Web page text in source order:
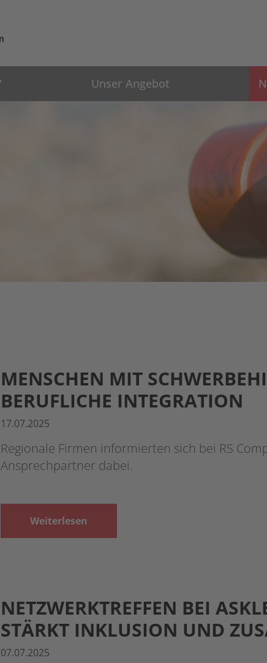
Unser Angebot
MENSCHEN MIT
BERUFLICHE INTEGRATION
17.07.2025
Regionale Firmen informierten sich bei RS
Ansprechpartner dabei.
Weiterlesen
NETZWERKTREFFEN BEI
STÄRKT INKLUSION UND
07.07.2025